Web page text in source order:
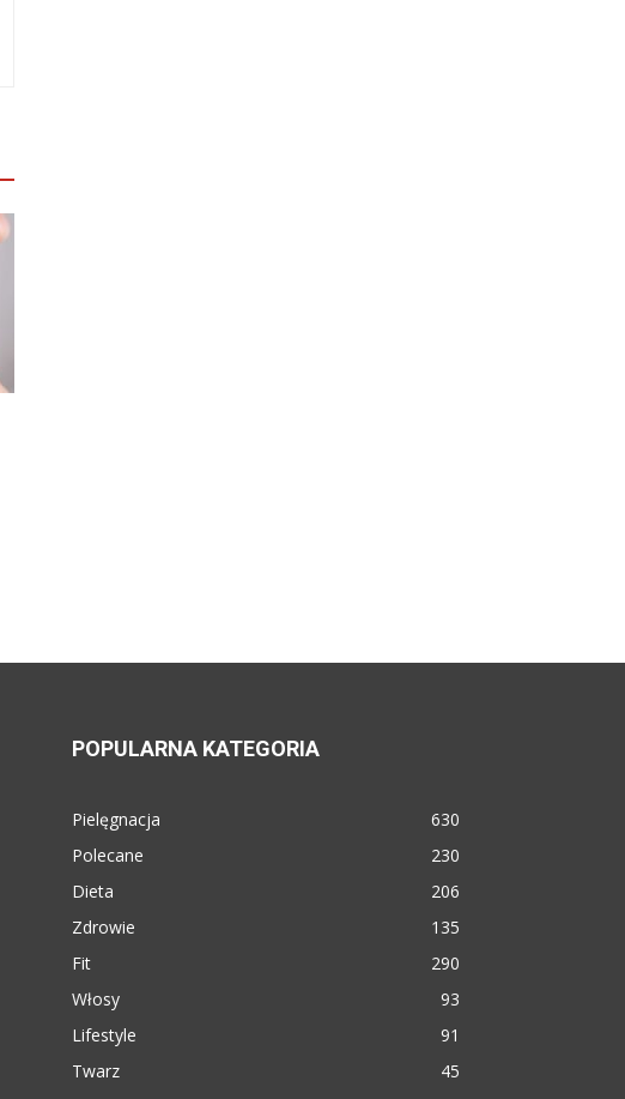
POPULARNA KATEGORIA
Pielęgnacja
630
Polecane
230
Dieta
206
Zdrowie
135
Fit
290
Włosy
93
Lifestyle
91
Twarz
45